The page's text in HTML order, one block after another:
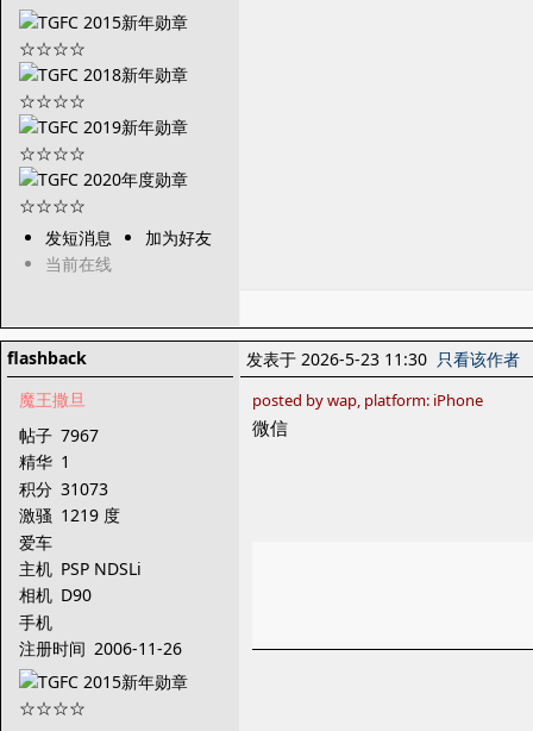
发短消息
加为好友
当前在线
flashback
魔王撒旦
帖子 7967
精华 1
积分 31073
激骚 1219 度
爱车
主机 PSP NDSLi
相机 D90
手机
注册时间 2006-11-26
发表于 2026-5-23 11:30 只看该作者
posted by wap, platform: iPhone
微信